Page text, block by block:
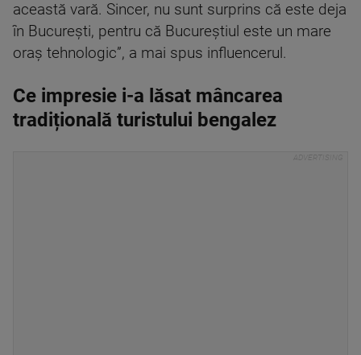
această vară. Sincer, nu sunt surprins că este deja
în București, pentru că Bucureștiul este un mare
oraș tehnologic”, a mai spus influencerul.
Ce impresie i-a lăsat mâncarea
tradițională turistului bengalez